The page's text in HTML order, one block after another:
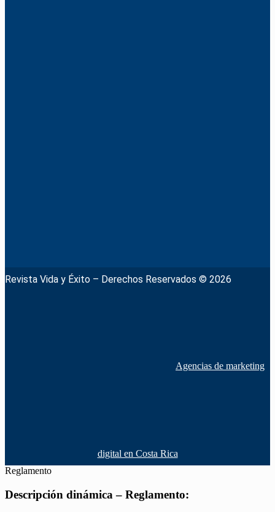
Revista Vida y Éxito – Derechos Reservados © 2026
Agencias de marketing
digital en Costa Rica
Reglamento
Descripción dinámica – Reglamento: